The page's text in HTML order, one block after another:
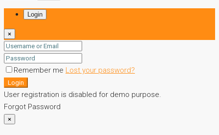
Login
×
Remember me Lost your password?
Login
User registration is disabled for demo purpose.
Forgot Password
×